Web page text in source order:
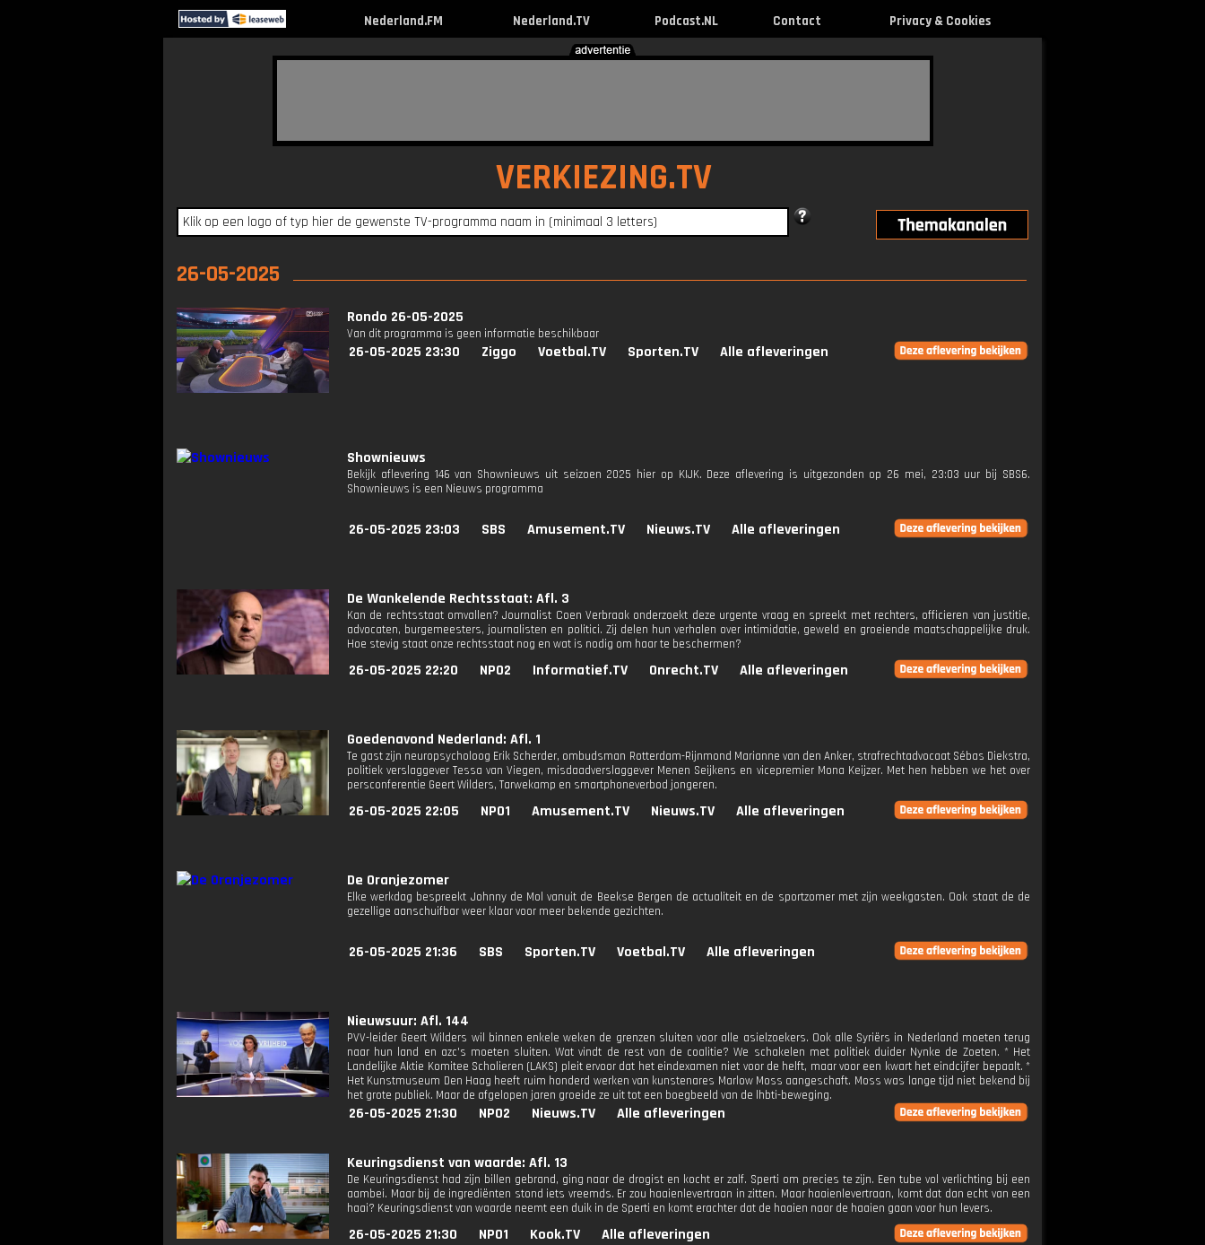
Nederland.FM Nederland.TV Podcast.NL Contact Privacy & Cookies
VERKIEZING.TV
26-05-2025
Rondo 26-05-2025
Van dit programma is geen informatie beschikbaar
26-05-2025 23:30 Ziggo Voetbal.TV Sporten.TV Alle afleveringen
Shownieuws
Bekijk aflevering 146 van Shownieuws uit seizoen 2025 hier op KIJK. Deze aflevering is uitgezonden op 26 mei, 23:03 uur bij SBS6.
Shownieuws is een Nieuws programma
26-05-2025 23:03 SBS Amusement.TV Nieuws.TV Alle afleveringen
De Wankelende Rechtsstaat: Afl. 3
Kan de rechtsstaat omvallen? Journalist Coen Verbraak onderzoekt deze urgente vraag en spreekt met rechters, officieren van justitie,
advocaten, burgemeesters, journalisten en politici. Zij delen hun verhalen over intimidatie, geweld en groeiende maatschappelijke druk.
Hoe stevig staat onze rechtsstaat nog en wat is nodig om haar te beschermen?
26-05-2025 22:20 NPO2 Informatief.TV Onrecht.TV Alle afleveringen
Goedenavond Nederland: Afl. 1
Te gast zijn neuropsycholoog Erik Scherder, ombudsman Rotterdam-Rijnmond Marianne van den Anker, strafrechtadvocaat Sébas Diekstra,
politiek verslaggever Tessa van Viegen, misdaadverslaggever Menen Seijkens en vicepremier Mona Keijzer. Met hen hebben we het over
persconferentie Geert Wilders, Tarwekamp en smartphoneverbod jongeren.
26-05-2025 22:05 NPO1 Amusement.TV Nieuws.TV Alle afleveringen
De Oranjezomer
Elke werkdag bespreekt Johnny de Mol vanuit de Beekse Bergen de actualiteit en de sportzomer met zijn weekgasten. Ook staat de de
gezellige aanschuifbar weer klaar voor meer bekende gezichten.
26-05-2025 21:36 SBS Sporten.TV Voetbal.TV Alle afleveringen
Nieuwsuur: Afl. 144
PVV-leider Geert Wilders wil binnen enkele weken de grenzen sluiten voor alle asielzoekers. Ook alle Syriërs in Nederland moeten terug
naar hun land en azc's moeten sluiten. Wat vindt de rest van de coalitie? We schakelen met politiek duider Nynke de Zoeten. * Het
Landelijke Aktie Komitee Scholieren (LAKS) pleit ervoor dat het eindexamen niet voor de helft, maar voor een kwart het eindcijfer bepaalt. *
Het Kunstmuseum Den Haag heeft ruim honderd werken van kunstenares Marlow Moss aangeschaft. Moss was lange tijd niet bekend bij
het grote publiek. Maar de afgelopen jaren groeide ze uit tot een boegbeeld van de lhbti-beweging.
26-05-2025 21:30 NPO2 Nieuws.TV Alle afleveringen
Keuringsdienst van waarde: Afl. 13
De Keuringsdienst had zijn billen gebrand, ging naar de drogist en kocht er zalf. Sperti om precies te zijn. Een tube vol verlichting bij een
aambei. Maar bij de ingrediënten stond iets vreemds. Er zou haaienlevertraan in zitten. Maar haaienlevertraan, komt dat dan echt van een
haai? Keuringsdienst van waarde neemt een duik in de Sperti en komt erachter dat de haaien naar de haaien gaan voor hun levers.
26-05-2025 21:30 NPO1 Kook.TV Alle afleveringen